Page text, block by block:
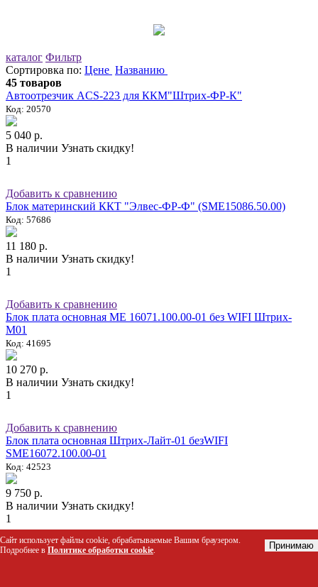
каталог Фильтр
Сортировка по: Цене Названию
45 товаров
Автоотрезчик ACS-223 для ККМ"Штрих-ФР-К"
Код: 20570
5 040 р.
В наличии Узнать скидку!
1
Добавить к сравнению
Блок материнский ККТ "Элвес-ФР-Ф" (SME15086.50.00)
Код: 57686
11 180 р.
В наличии Узнать скидку!
1
Добавить к сравнению
Блок плата основная ME 16071.100.00-01 без WIFI Штрих-
М01
Код: 41695
10 270 р.
В наличии Узнать скидку!
1
Добавить к сравнению
Блок плата основная Штрих-Лайт-01 безWIFI
SME16072.100.00-01
Код: 42523
9 750 р.
В наличии Узнать скидку!
1
Добавить к сравнению
Сайт использует файлы cookie, обрабатываемые Вашим браузером.
Подробнее в Политике обработки cookie. Принимаю